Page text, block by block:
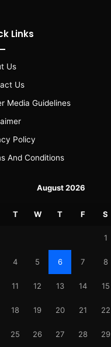
Links
Us
Us
Media Guidelines
Policy
And Conditions
August 2026
T W T F S
1
4 5 6 7 8
11 12 13 14 15
18 19 20 21 22
25 26 27 28 29